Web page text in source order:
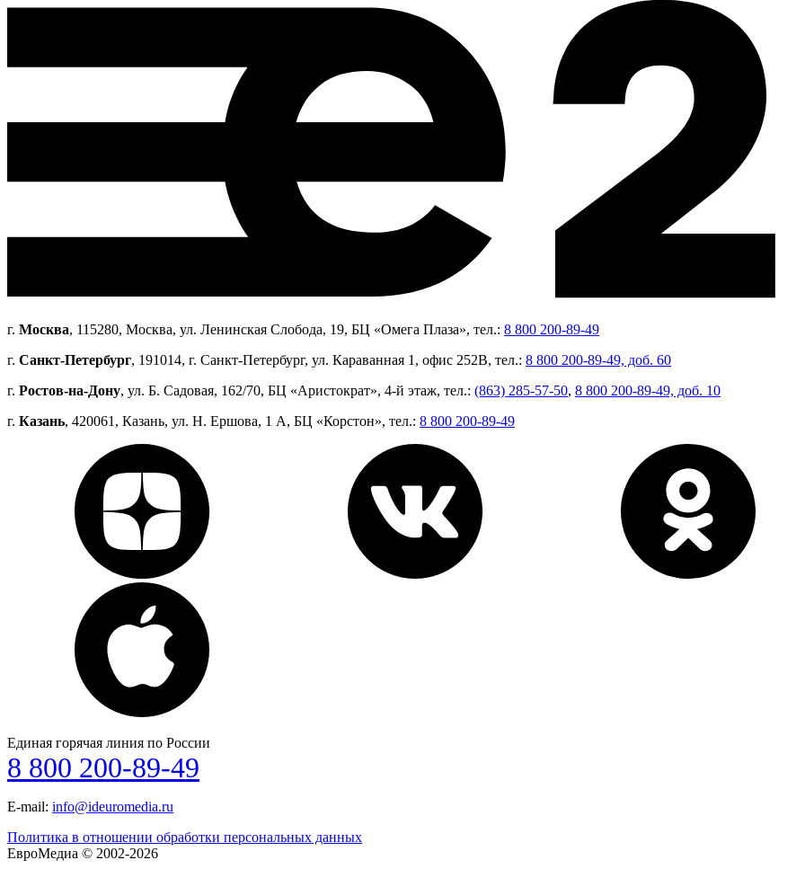
г. Москва, 115280, Москва, ул. Ленинская Слобода, 19, БЦ «Омега Плаза», тел.: 8 800 200-89-49
г. Санкт-Петербург, 191014, г. Санкт-Петербург, ул. Караванная 1, офис 252В, тел.: 8 800 200-89-49, доб. 60
г. Ростов-на-Дону, ул. Б. Садовая, 162/70, БЦ «Аристократ», 4-й этаж, тел.: (863) 285-57-50, 8 800 200-89-49, доб. 10
г. Казань, 420061, Казань, ул. Н. Ершова, 1 А, БЦ «Корстон», тел.: 8 800 200-89-49
Единая горячая линия по России
8 800 200-89-49
E-mail: info@ideuromedia.ru
Политика в отношении обработки персональных данных
ЕвроМедиа © 2002-2026